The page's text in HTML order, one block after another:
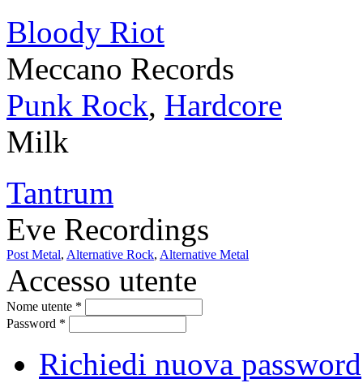
Bloody Riot
Meccano Records
Punk Rock, Hardcore
Milk
Tantrum
Eve Recordings
Post Metal, Alternative Rock, Alternative Metal
Accesso utente
Nome utente *
Password *
Richiedi nuova password